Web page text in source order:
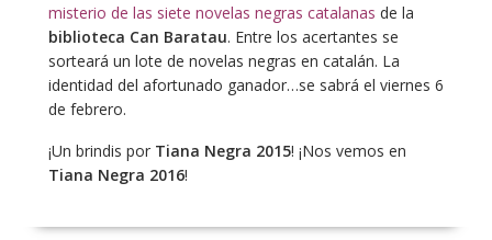
misterio de las siete novelas negras catalanas de la
biblioteca Can Baratau. Entre los acertantes se
sorteará un lote de novelas negras en catalán. La
identidad del afortunado ganador…se sabrá el viernes 6
de febrero.
¡Un brindis por Tiana Negra 2015! ¡Nos vemos en
Tiana Negra 2016!